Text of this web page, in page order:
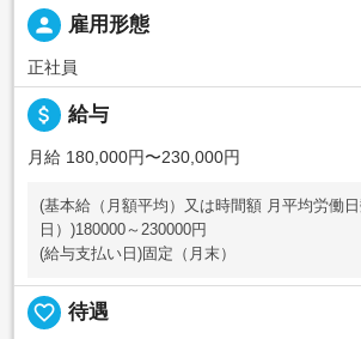
person 雇用形態
正社員
attach_money 給与
月給 180,000円〜230,000円
(基本給（月額平均）又は時間額 月平均労働
日）)180000～230000円
(給与支払い日)固定（月末）
favorite_border 待遇